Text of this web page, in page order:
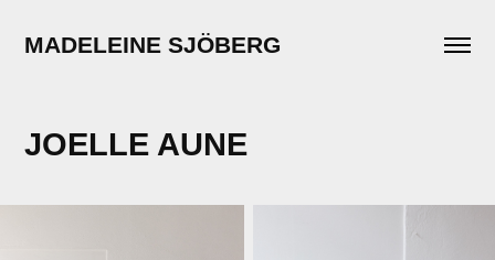
MADELEINE SJÖBERG
JOELLE AUNE